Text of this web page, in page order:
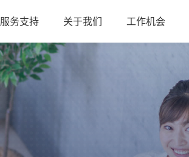
服务支持 关于我们 工作机会